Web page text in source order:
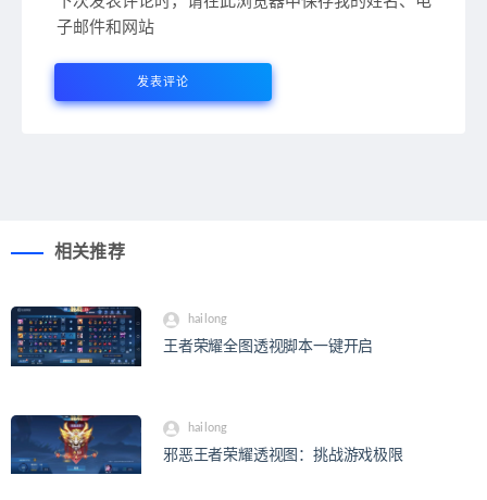
子邮件和网站
相关推荐
hailong
王者荣耀全图透视脚本一键开启
hailong
邪恶王者荣耀透视图：挑战游戏极限